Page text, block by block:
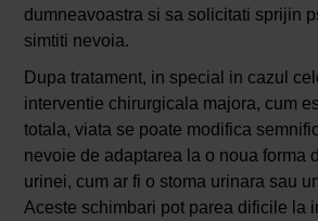
dumneavoastra si sa solicitati sprijin
simtiti nevoia.
Dupa tratament, in special in cazul
interventie chirurgicala majora, cum
totala, viata se poate modifica
nevoie de adaptarea la o noua forma
urinei, cum ar fi o stoma urinara sau
Aceste schimbari pot parea dificile la